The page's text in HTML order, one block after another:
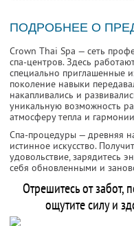
ПОДРОБНЕЕ О
Crown Thai Spa — сеть
спа-центров. Здесь
специально приглашенные
поколение навыки
накапливались и
уникальную возможность
атмосферу тепла и
Спа-процедуры — древняя
истинное искусство.
удовольствие, зарядитесь
себя обновленными и
Отрешитесь от забот,
ощутите силу и